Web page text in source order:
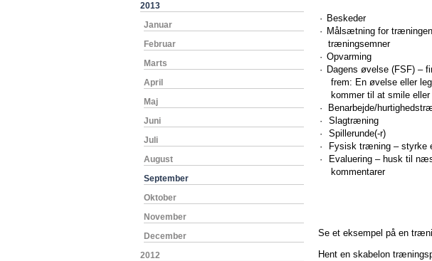
2013
Januar
Februar
Marts
April
Maj
Juni
Juli
August
September
Oktober
November
December
2012
· Beskeder
· Målsætning for
træningsemner
· Opvarming
· Dagens øvelse (FSF) –
frem: En øvelse eller
kommer til at smile eller
·
Benarbejde/
·
Slagtræning
·
Spillerunde(-r)
·
Fysisk træning – styrke
·
Evaluering – husk til
kommentarer
Se et eksempel på en
Hent en skabelon